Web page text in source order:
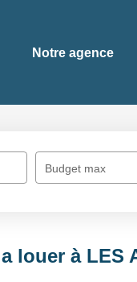
Notre agence
Budget max
louer à LES